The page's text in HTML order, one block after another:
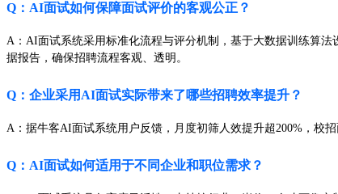
Q：AI面试如何保障面试评价的客观公正？
A：AI面试系统采用标准化流程与评分机制，基于大数据训练算
据报告，确保招聘流程客观、透明。
Q：企业采用AI面试实际带来了哪些招聘效率提升？
A：据牛客AI面试系统用户反馈，月度初筛人效提升超200%，校
Q：AI面试如何适用于不同企业和职位需求？